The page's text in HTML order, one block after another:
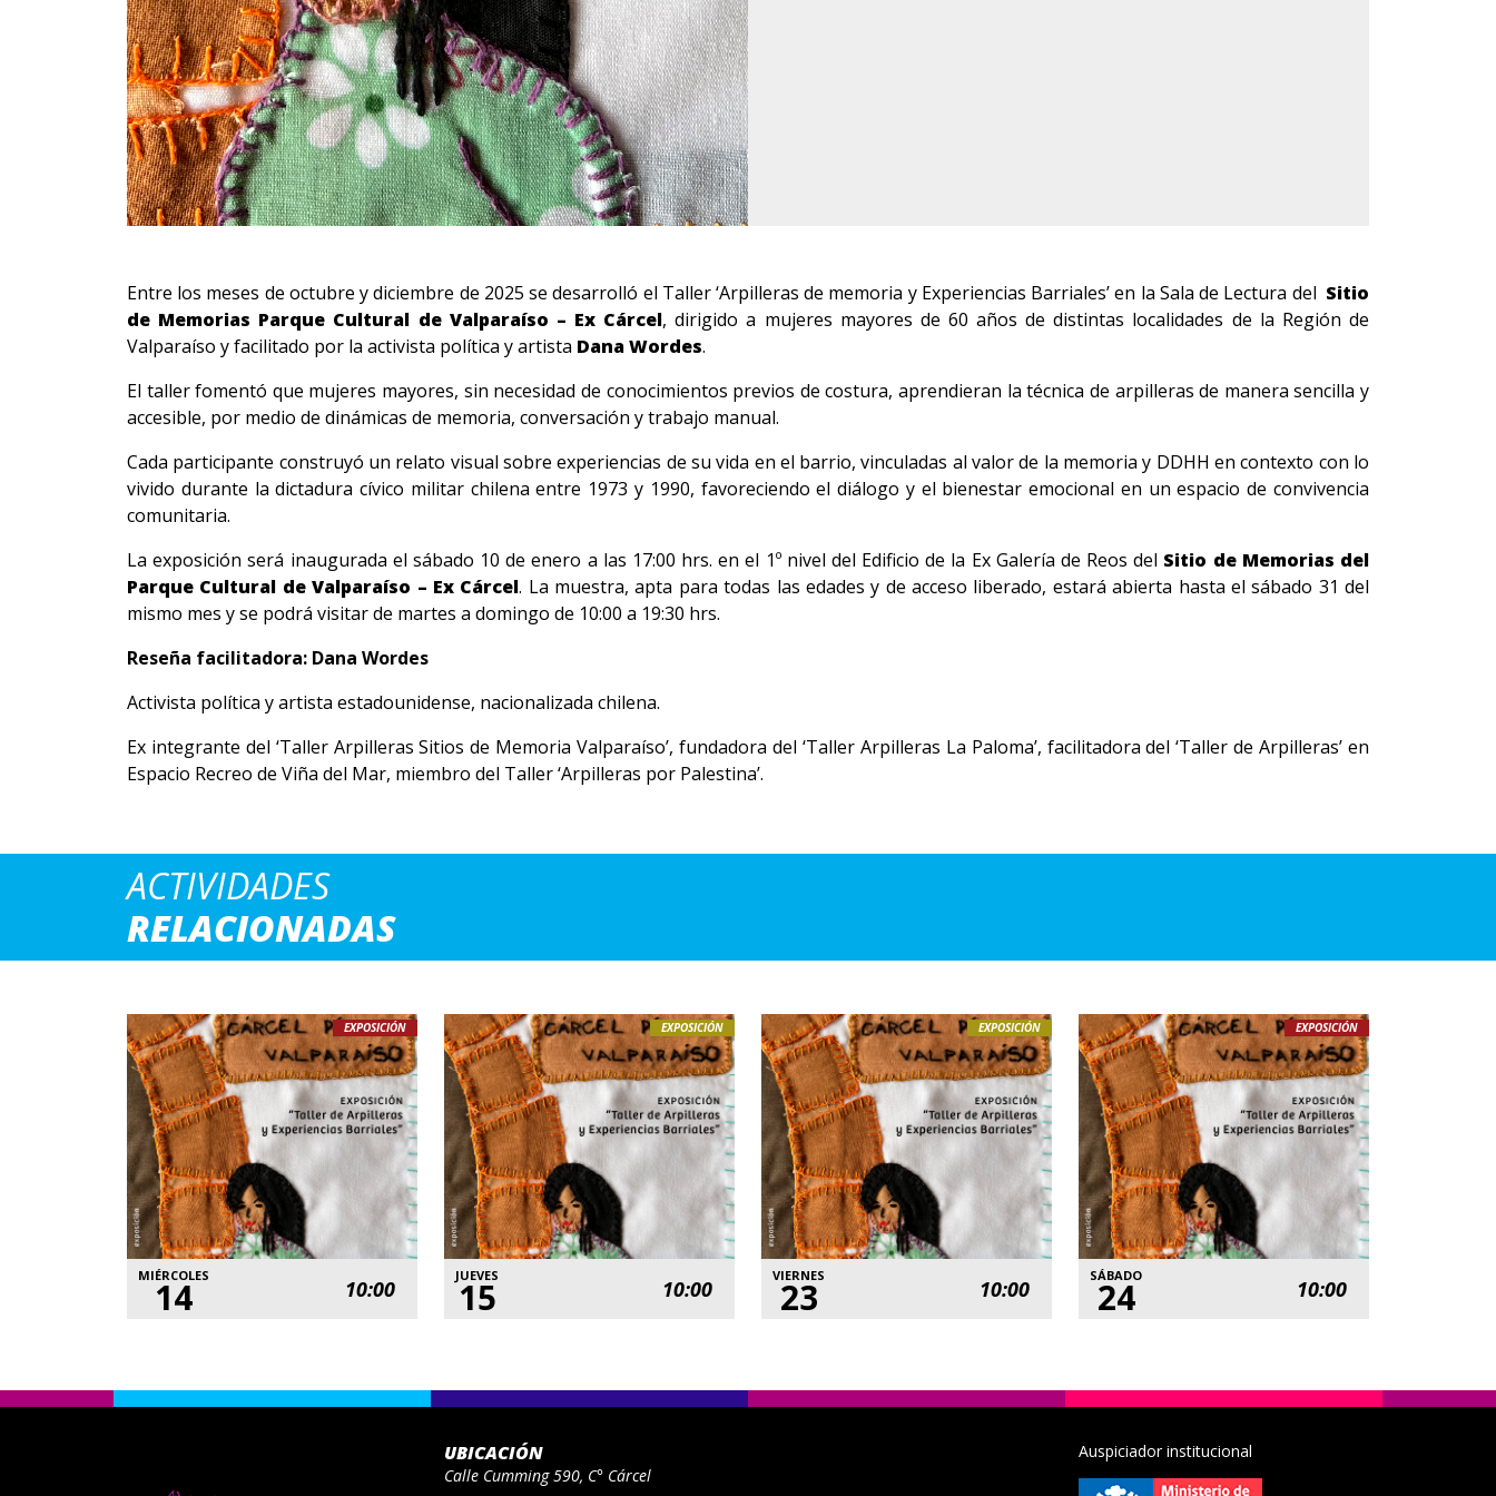
Entre los meses de octubre y diciembre de 2025 se desarrolló el Taller ‘Arpilleras de memoria y Experiencias Barriales’ en la Sala de Lectura del Sitio
de Memorias Parque Cultural de Valparaíso – Ex Cárcel, dirigido a mujeres mayores de 60 años de distintas localidades de la Región de
Valparaíso y facilitado por la activista política y artista Dana Wordes.
El taller fomentó que mujeres mayores, sin necesidad de conocimientos previos de costura, aprendieran la técnica de arpilleras de manera sencilla y
accesible, por medio de dinámicas de memoria, conversación y trabajo manual.
Cada participante construyó un relato visual sobre experiencias de su vida en el barrio, vinculadas al valor de la memoria y DDHH en contexto con lo
vivido durante la dictadura cívico militar chilena entre 1973 y 1990, favoreciendo el diálogo y el bienestar emocional en un espacio de convivencia
comunitaria.
La exposición será inaugurada el sábado 10 de enero a las 17:00 hrs. en el 1º nivel del Edificio de la Ex Galería de Reos del Sitio de Memorias del
Parque Cultural de Valparaíso – Ex Cárcel. La muestra, apta para todas las edades y de acceso liberado, estará abierta hasta el sábado 31 del
mismo mes y se podrá visitar de martes a domingo de 10:00 a 19:30 hrs.
Reseña facilitadora: Dana Wordes
Activista política y artista estadounidense, nacionalizada chilena.
Ex integrante del ‘Taller Arpilleras Sitios de Memoria Valparaíso’, fundadora del ‘Taller Arpilleras La Paloma’, facilitadora del ‘Taller de Arpilleras’ en
Espacio Recreo de Viña del Mar, miembro del Taller ‘Arpilleras por Palestina’.
ACTIVIDADES
RELACIONADAS
EXPOSICIÓN
MIÉRCOLES
14 10:00
EXPOSICIÓN
JUEVES
15 10:00
EXPOSICIÓN
VIERNES
23 10:00
EXPOSICIÓN
SÁBADO
24 10:00
UBICACIÓN
Calle Cumming 590, C° Cárcel
Auspiciador institucional